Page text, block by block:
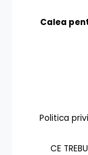
Calea
Politica
CE